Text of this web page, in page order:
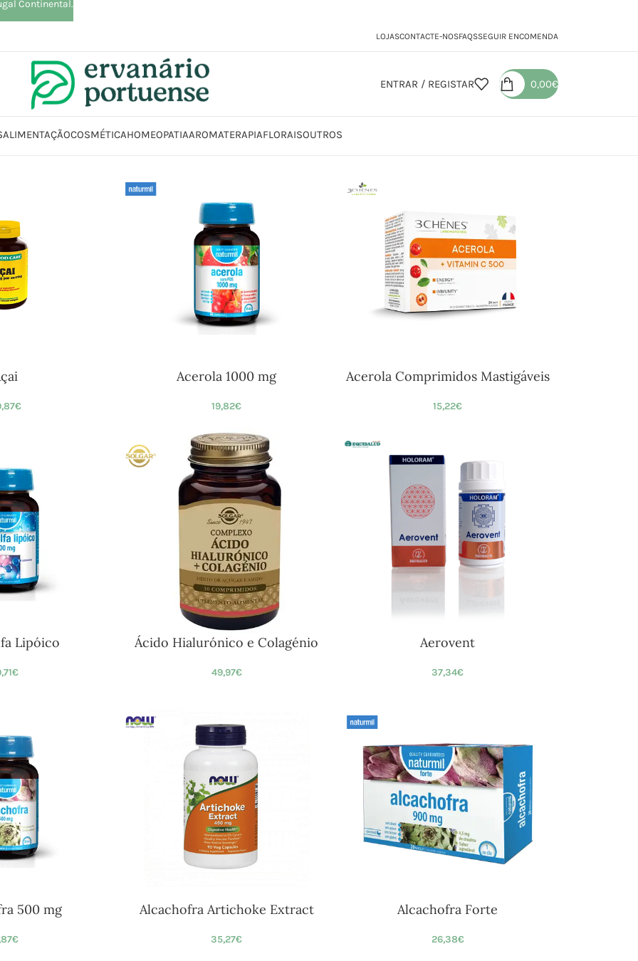
LOJASCONTACTE-NOSFAQSSEGUIR ENCOMENDA
ENTRAR / REGISTAR 0,00€
ALIMENTAÇÃOCOSMÉTICAHOMEOPATIAAROMATERAPIAFLORAISOUTROS
€
Acerola 1000 mg
19,82€
Acerola Comprimidos Mastigáveis
15,22€
Lipóico
€
Ácido Hialurónico e Colagénio
49,97€
Aerovent
37,34€
500 mg
€
Alcachofra Artichoke Extract
35,27€
Alcachofra Forte
26,38€
Continental.